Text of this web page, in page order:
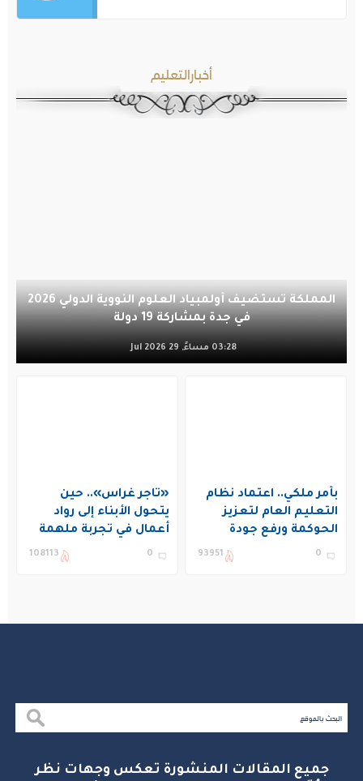
أخبارالتعليم
المملكة تستضيف أولمبياد العلوم النووية الدولي 2026
في جدة بمشاركة 19 دولة
03:28 مساءً, 29 Jul 2026
بأمر ملكي.. اعتماد نظام
التعليم العام لتعزيز
الحوكمة ورفع جودة
التعليم في المملكة
0
93951
«تاجر غراس».. حين
يتحول الأبناء إلى رواد
أعمال في تجربة ملهمة
بنادي غراس الصيفي
0
108113
جميع المقالات المنشورة تعكس وجهات نظر